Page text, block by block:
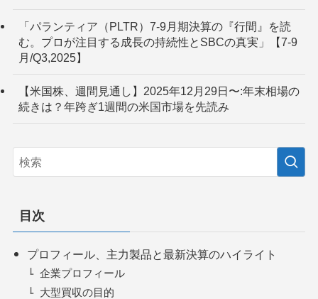
「パランティア（PLTR）7-9月期決算の『行間』を読
む。プロが注目する成長の持続性とSBCの真実」【7-9
月/Q3,2025】
【米国株、週間見通し】2025年12月29日〜:年末相場の
続きは？年跨ぎ1週間の米国市場を先読み
目次
プロフィール、主力製品と最新決算のハイライト
企業プロフィール
大型買収の目的